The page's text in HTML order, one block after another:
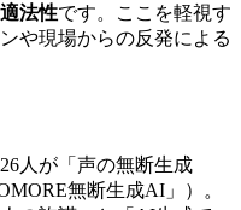
法性です。ここを軽視す
や現場からの反発による
人が「声の無断生成
無断生成AI」）。